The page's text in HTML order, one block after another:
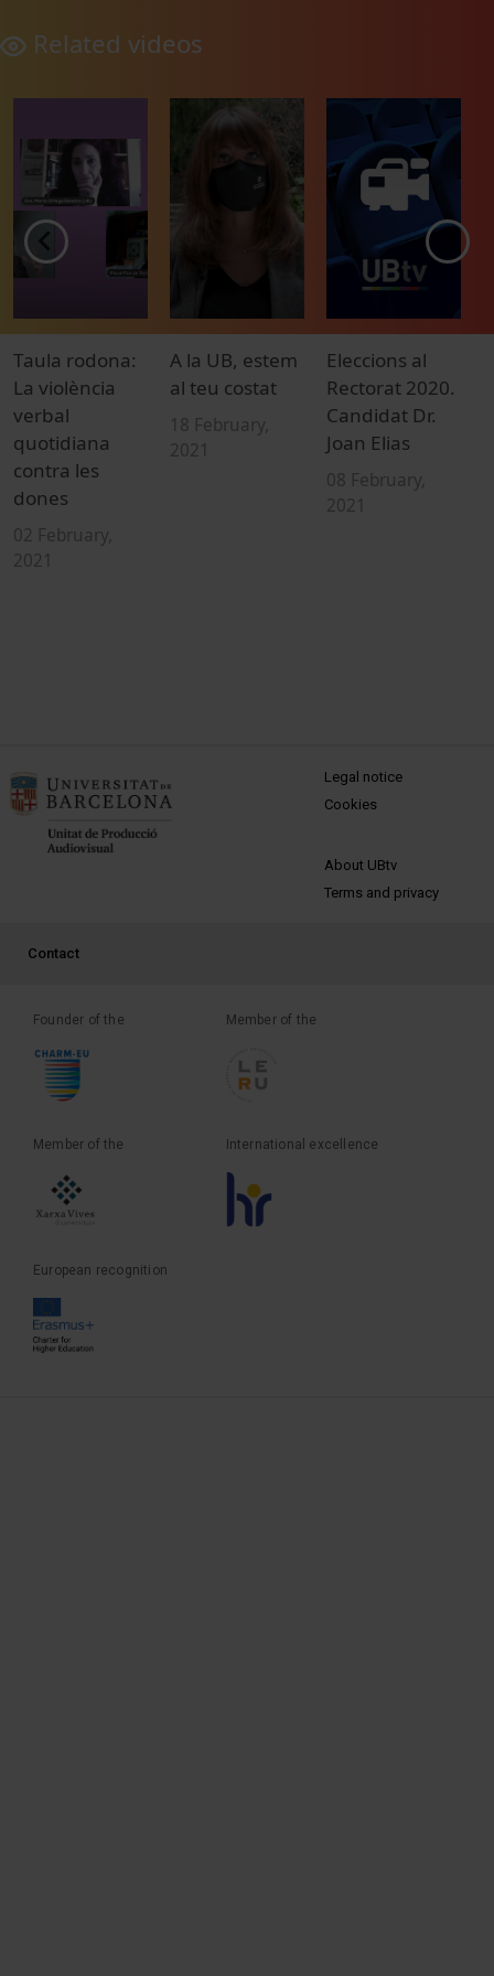
Related videos
Taula rodona:
La violència
verbal
quotidiana
contra les
dones
02 February,
2021
A la UB, estem
al teu costat
18 February,
2021
Eleccions al
Rectorat 2020.
Candidat Dr.
Joan Elias
08 February,
2021
MENÚ PEU 1
Legal notice
Cookies
PEU 2
About UBtv
Terms and privacy
PEU 3
Contact
Founder of the Member of the
Member of the International excellence
European recognition